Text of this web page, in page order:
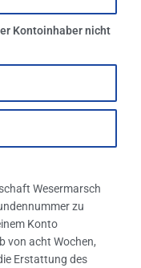
Kontoinhaber nicht
Wesermarsch
zu
Konto
von acht Wochen,
Erstattung des